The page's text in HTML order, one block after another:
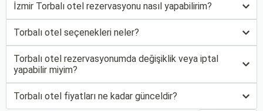
İzmir Torbalı otel rezervasyonu nasıl yapabilirim?
Torbalı otel seçenekleri neler?
Torbalı otel rezervasyonumda değişiklik veya iptal
yapabilir miyim?
Torbalı otel fiyatları ne kadar günceldir?